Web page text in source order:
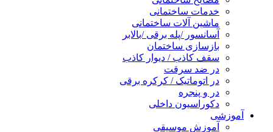
خدمات ساختمانی
ماشین آلات ساختمانی
آسانسور /پله برقی /بالابر
بازسازی ساختمان
سقف کاذب / دیوار کاذب
در ضد سرقت
در اتوماتیک / کرکره برقی
در و پنجره
دکوراسیون داخلی
آموزشی
آموزش موسیقی